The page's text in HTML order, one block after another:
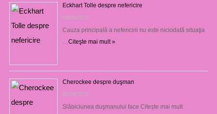
Eckhart Tolle despre nefericire
09/09/2023
Cauza principală a nefericirii nu este niciodată situaţia
Citeşte mai mult »
Cherockee despre duşman
08/09/2023
Slăbiciunea duşmanului face Citește mai mult